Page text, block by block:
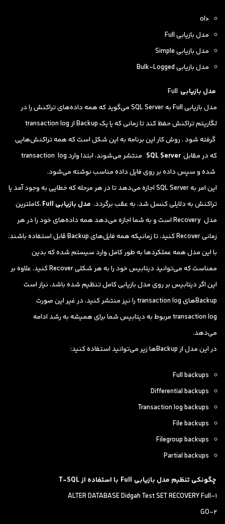
<ol
مدل بازیابی Full
مدل بازیابی Simple
مدل بازیابی Bulk-Logged
مدل بازیابی
مدل بازیابی Full به SQL Server می‌گوید که همه‌ داده‌های تراکنش را در
لگاریتم تراکنش حفظ کند تا زمانی که یا یک Backup از transaction log
گرفته شود . روش کار این برنامه به این شکل است که همه تراکنش‌هایی
که در مقابل SQL Server
منتشر می‌شوند، ابتدا وارد transaction log
شده و سپس داده بر روی فایل داده مناسب نوشته می‌شود.
این امر به SQL Server اجازه می‌دهد تا در هر مرحله که خطایی به وجود آمد یا
تراکنش به دلایلی کنسل شد، به عقب برگردد. مدل بازیابی Full
‌،کاملترین
مدل Recovery است و به شما اجازه می‌دهد همه داده‌های خود را در هر
زمانی Recover کنید، تا زمانیکه همه فایل‌های Backup قابل استفاده باشند.
با این مدل همه عملکردها به طور کامل وارد سیستم شده که بدین
معناست که می‌توانید دیتابیس خود را به هر شکلی Recover کنید. علاوه بر
این اگر دیتابیس بر روی مدل بازیابی کامل تنظیم شده باشد، نیاز است
Backupهای transaction log را نیز منتشر کنید، در غیر این صورت
transaction log مربوط به دیتابیس شما برای همیشه به رشد ادامه
می‌دهد.
در این مدل از Backupها زیر می‌توانید استفاده کنید:
Full backups
Differential backups
Transaction log backups
File backups
Filegroup backups
Partial backups
چگونکی تنظیم مدل بازیابی Full با استفاده ازT-SQL
1-ALTER DATABASE Didgah Test SET RECOVERY Full
2-GO